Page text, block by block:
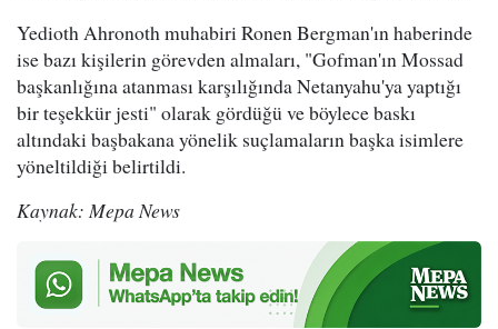
Yedioth Ahronoth muhabiri Ronen Bergman'ın haberinde
ise bazı kişilerin görevden almaları, "Gofman'ın Mossad
başkanlığına atanması karşılığında Netanyahu'ya yaptığı
bir teşekkür jesti" olarak gördüğü ve böylece baskı
altındaki başbakana yönelik suçlamaların başka isimlere
yöneltildiği belirtildi.
Kaynak: Mepa News